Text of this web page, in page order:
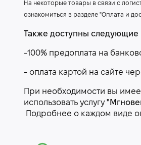
На некоторые товары в связи с
ознакомиться в разделе "Оплата и
Также доступны следующие
-100% предоплата на
- оплата картой на сайте
При необходимости вы
использовать услугу
Подробнее о каждом виде